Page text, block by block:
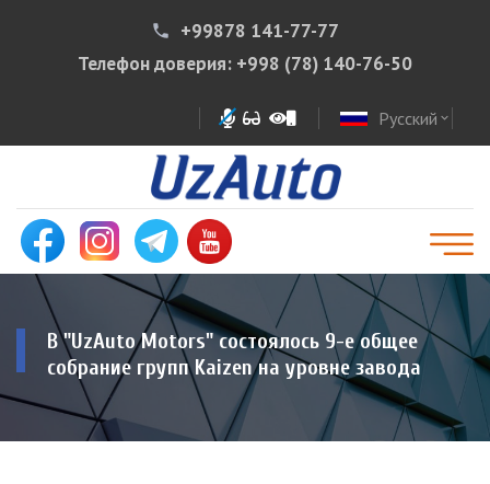
phone
+99878 141-77-77
Телефон доверия: +998 (78) 140-76-50
Русский expand_more
В "UzAuto Motors" состоялось 9-е общее
собрание групп Kaizen на уровне завода